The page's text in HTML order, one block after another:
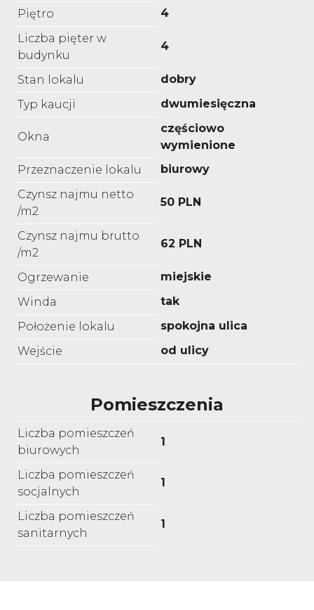
Piętro
4
Liczba pięter w
budynku
4
Stan lokalu
dobry
Typ kaucji
dwumiesięczna
Okna
częściowo
wymienione
Przeznaczenie lokalu
biurowy
Czynsz najmu netto
/m2
50 PLN
Czynsz najmu brutto
/m2
62 PLN
Ogrzewanie
miejskie
Winda
tak
Położenie lokalu
spokojna ulica
Wejście
od ulicy
Pomieszczenia
Liczba pomieszczeń
biurowych
1
Liczba pomieszczeń
socjalnych
1
Liczba pomieszczeń
sanitarnych
1